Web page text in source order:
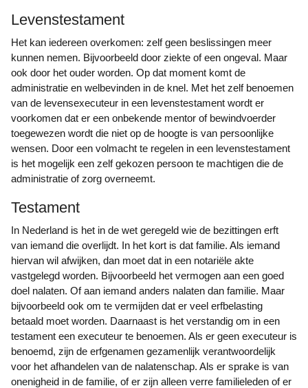
Levenstestament
Het kan iedereen overkomen: zelf geen beslissingen meer
kunnen nemen. Bijvoorbeeld door ziekte of een ongeval. Maar
ook door het ouder worden. Op dat moment komt de
administratie en welbevinden in de knel. Met het zelf benoemen
van de levensexecuteur in een levenstestament wordt er
voorkomen dat er een onbekende mentor of bewindvoerder
toegewezen wordt die niet op de hoogte is van persoonlijke
wensen. Door een volmacht te regelen in een levenstestament
is het mogelijk een zelf gekozen persoon te machtigen die de
administratie of zorg overneemt.
Testament
In Nederland is het in de wet geregeld wie de bezittingen erft
van iemand die overlijdt. In het kort is dat familie. Als iemand
hiervan wil afwijken, dan moet dat in een notariële akte
vastgelegd worden. Bijvoorbeeld het vermogen aan een goed
doel nalaten. Of aan iemand anders nalaten dan familie. Maar
bijvoorbeeld ook om te vermijden dat er veel erfbelasting
betaald moet worden. Daarnaast is het verstandig om in een
testament een executeur te benoemen. Als er geen executeur is
benoemd, zijn de erfgenamen gezamenlijk verantwoordelijk
voor het afhandelen van de nalatenschap. Als er sprake is van
onenigheid in de familie, of er zijn alleen verre familieleden of er